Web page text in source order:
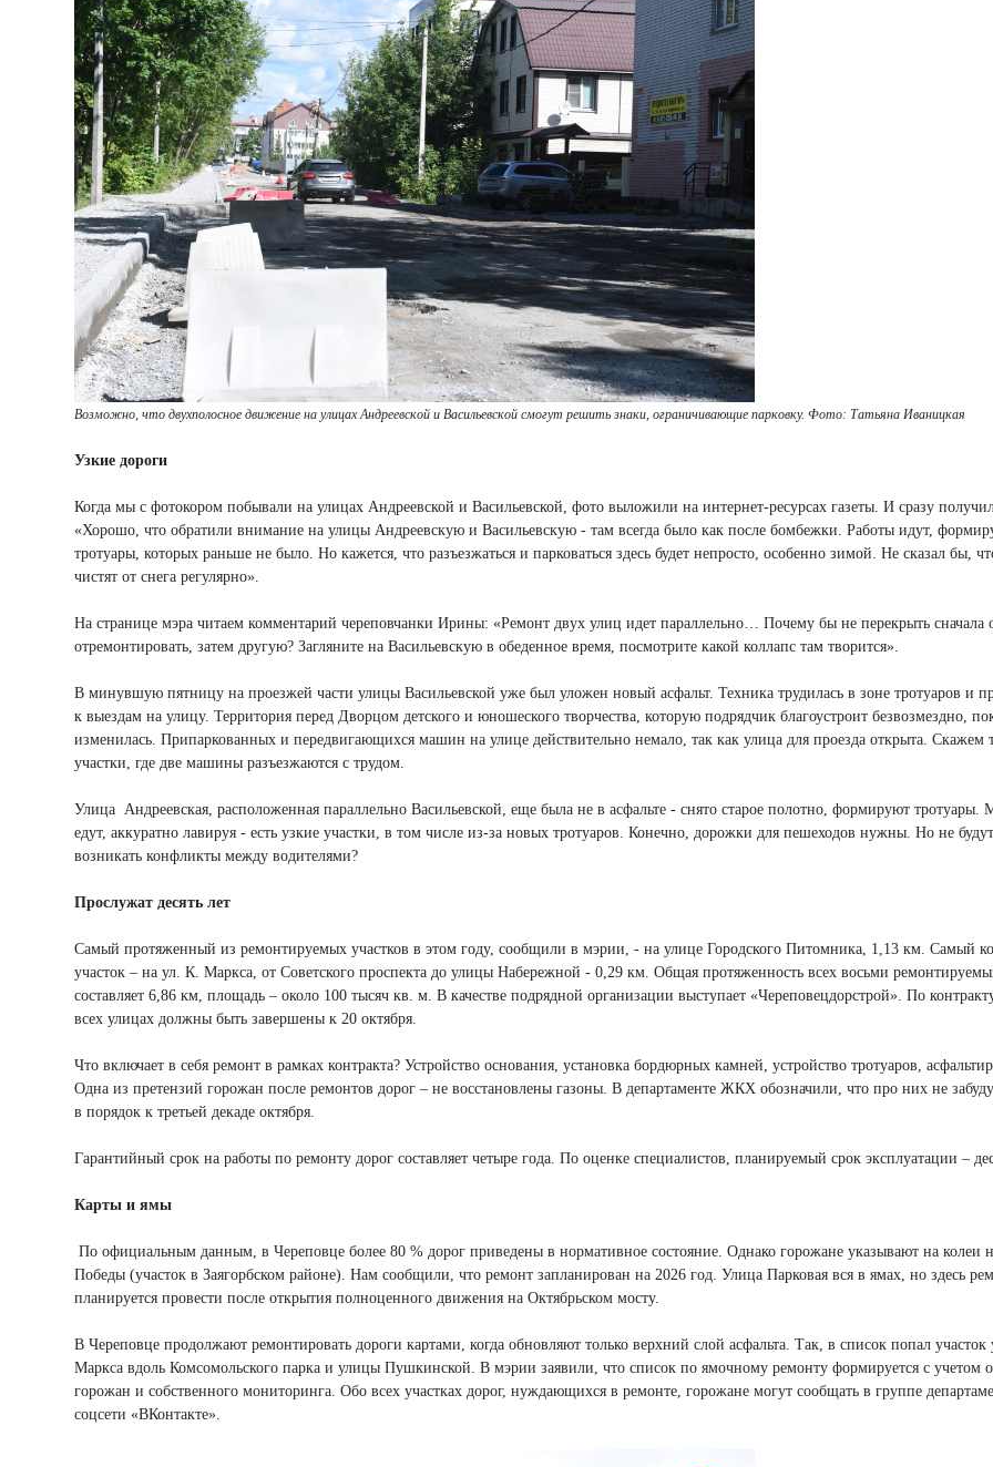
Возможно, что двухполосное движение на улицах Андреевской и Васильевской смогут решить знаки, ограничивающие парковку. Фото: Татьяна Иваницкая
Узкие дороги
Когда мы с фотокором побывали на улицах Андреевской и Васильевской, фото выложили на интернет-ресурсах газеты. И сразу
«Хорошо, что обратили внимание на улицы Андреевскую и Васильевскую - там всегда было как после бомбежки. Работы идут,
тротуары, которых раньше не было. Но кажется, что разъезжаться и парковаться здесь будет непросто, особенно зимой. Не сказал бы,
чистят от снега регулярно».
На странице мэра читаем комментарий череповчанки Ирины: «Ремонт двух улиц идет параллельно… Почему бы не перекрыть сначала
отремонтировать, затем другую? Загляните на Васильевскую в обеденное время, посмотрите какой коллапс там творится».
В минувшую пятницу на проезжей части улицы Васильевской уже был уложен новый асфальт. Техника трудилась в зоне тротуаров и
к выездам на улицу. Территория перед Дворцом детского и юношеского творчества, которую подрядчик благоустроит безвозмездно,
изменилась. Припаркованных и передвигающихся машин на улице действительно немало, так как улица для проезда открыта. Скажем
участки, где две машины разъезжаются с трудом.
Улица Андреевская, расположенная параллельно Васильевской, еще была не в асфальте - снято старое полотно, формируют
едут, аккуратно лавируя - есть узкие участки, в том числе из-за новых тротуаров. Конечно, дорожки для пешеходов нужны. Но не
возникать конфликты между водителями?
Прослужат десять лет
Самый протяженный из ремонтируемых участков в этом году, сообщили в мэрии, - на улице Городского Питомника, 1,13 км. Самый
участок – на ул. К. Маркса, от Советского проспекта до улицы Набережной - 0,29 км. Общая протяженность всех восьми
составляет 6,86 км, площадь – около 100 тысяч кв. м. В качестве подрядной организации выступает «Череповецдорстрой». По
всех улицах должны быть завершены к 20 октября.
Что включает в себя ремонт в рамках контракта? Устройство основания, установка бордюрных камней, устройство тротуаров,
Одна из претензий горожан после ремонтов дорог – не восстановлены газоны. В департаменте ЖКХ обозначили, что про них не
в порядок к третьей декаде октября.
Гарантийный срок на работы по ремонту дорог составляет четыре года. По оценке специалистов, планируемый срок эксплуатации –
Карты и ямы
По официальным данным, в Череповце более 80 % дорог приведены в нормативное состояние. Однако горожане указывают на колеи
Победы (участок в Заягорбском районе). Нам сообщили, что ремонт запланирован на 2026 год. Улица Парковая вся в ямах, но здесь
планируется провести после открытия полноценного движения на Октябрьском мосту.
В Череповце продолжают ремонтировать дороги картами, когда обновляют только верхний слой асфальта. Так, в список попал участок
Маркса вдоль Комсомольского парка и улицы Пушкинской. В мэрии заявили, что список по ямочному ремонту формируется с учетом
горожан и собственного мониторинга. Обо всех участках дорог, нуждающихся в ремонте, горожане могут сообщать в группе
соцсети «ВКонтакте».